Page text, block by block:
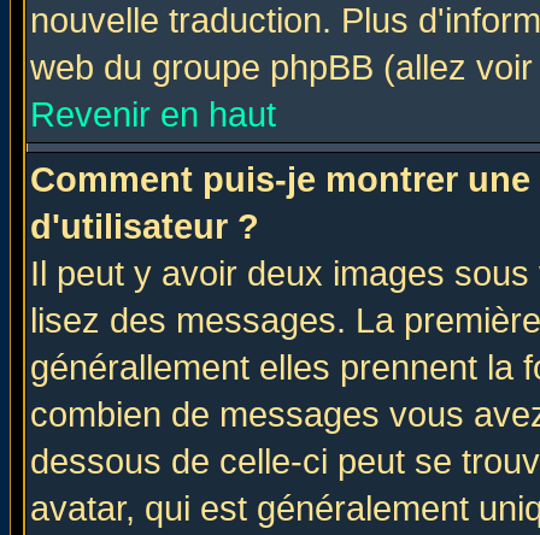
nouvelle traduction. Plus
web du groupe phpBB (allez
Revenir en haut
Comment puis-je montrer
d'utilisateur ?
Il peut y avoir deux images
lisez des messages. La
générallement elles prennent la
combien de messages vous
dessous de celle-ci peut se
avatar, qui est généralement